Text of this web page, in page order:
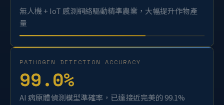
無人機 + IoT 感測網絡驅動精準農業，大幅提升作物產
量
PATHOGEN DETECTION ACCURACY
99.0%
AI 病原體偵測模型準確率，已達接近完美的 99.1%